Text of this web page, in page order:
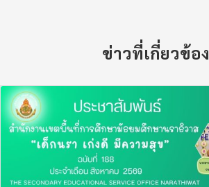
ข่าวที่เกี่ยวข้อง